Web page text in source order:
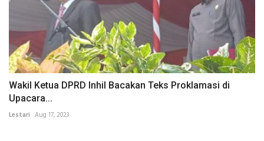
Wakil Ketua DPRD Inhil Bacakan Teks Proklamasi di
Upacara...
Lestari Aug 17, 2023